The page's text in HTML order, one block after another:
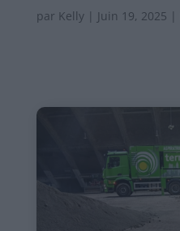
par Kelly| Juin 19, 2025 |